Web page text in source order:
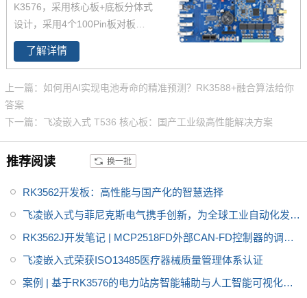
板、RK3576高性能核心板
K3576，采用核心板+底板分体式
设计，采用4个100Pin板对板连
接器的方式将处理器的功能引脚
以最便利的方式全部引出，并针
便用户二次开发的同时简化用户
设计，为您的项目提供良好的评
估及设计依据。RK3576是瑞芯
微专为AIoT市场打造的一款高算
力、高性能、低功耗的国产化应
x-A72和4个 ARM Cortex-A53高
性能核；内置6TOPS超强算力N
MU的专用2D硬件引擎，最大限
度提升显示性能；H.265超清硬
解码，最高支持8K分辨率。
了解详情
上一篇：如何用AI实现电池寿命的精准预测？RK3588+融合算法给你
答案
下一篇：飞凌嵌入式 T536 核心板：国产工业级高性能解决方案
推荐阅读 换一批
RK3562开发板：高性能与国产化的智慧选择
飞凌嵌入式与菲尼克斯电气携手创新，为全球工业自动化发展
注入智慧力量
RK3562J开发笔记 | MCP2518FD外部CAN-FD控制器的调试
方法
飞凌嵌入式荣获ISO13485医疗器械质量管理体系认证
案例 | 基于RK3576的电力站房智能辅助与人工智能可视化网